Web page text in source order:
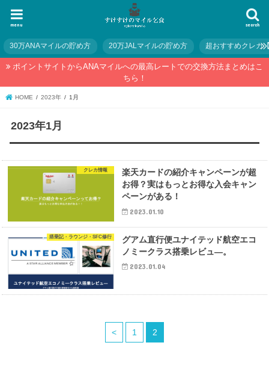
search
menu
30万ANAマイルの貯め方 20万JALマイルの貯め方 超おすすめクレカ
ポイントサイトからANAマイルへの最高レートでの交換方法まとめはこ
ちら！
HOME 2023年 1月
2023年1月
クレカ情報
楽天カードの紹介キャンペーンが超
お得？実はもっとお得な入会キャン
ペーンがある！
2023.01.10
搭乗記・ラウンジ・SFC修行
グアム直行便ユナイテッド航空エコ
ノミークラス搭乗レビュ―。
2023.01.04
< 1 2